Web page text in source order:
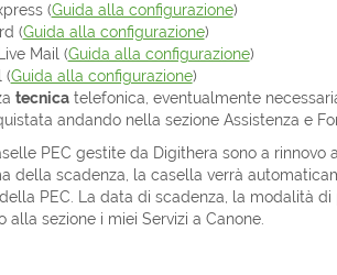
(Guida alla configurazione)
(Guida alla configurazione)
Mail (Guida alla configurazione)
(Guida alla configurazione)
tecnicatelefonica, eventualmente
andando nella sezione Assistenza e
PEC gestite da Digithera sono a rinnovo
della scadenza, la casella verrà
PEC. La data di scadenza, la modalità
alla sezione i miei Servizi a Canone.